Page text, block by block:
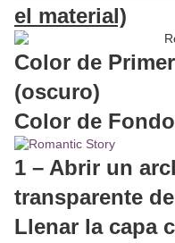
el material)
Color de
(oscuro)
Color de
1 – Abrir un
transparente
Llenar la capa